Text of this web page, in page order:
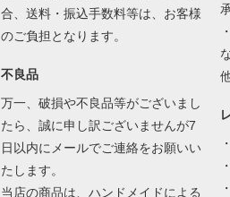
合、送料・振込手数料等は、お客様
のご負担となります。
不良品
万一、破損や不良品等がございまし
たら、誠に申し訳ございませんが7
日以内にメールでご連絡をお願いい
たします。
当店の商品は、ハンドメイドによる